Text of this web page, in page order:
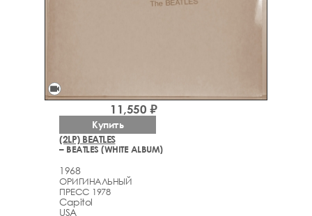
videocam
(2LP) BEATLES
– BEATLES (WHITE ALBUM)
1968
ОРИГИНАЛЬНЫЙ
ПРЕСС 1978
Capitol
USA
11,550 ₽
Купить